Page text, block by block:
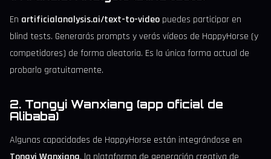
En artificialanalysis.ai/text-to-video puedes participar en
blind tests. Generarás prompts y verás vídeos de HappyHorse (y
competidores) de forma aleatoria. Es la única forma actual de
probarlo gratuitamente.
2. Tongyi Wanxiang (app oficial de
Alibaba)
Algunas capacidades de HappyHorse están integrándose en